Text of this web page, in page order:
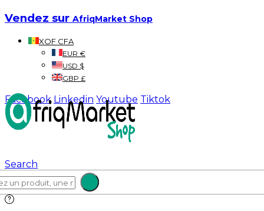
Vendez sur AfriqMarket Shop
XOF CFA
EUR €
USD $
GBP £
Facebook Linkedin Youtube Tiktok
Search